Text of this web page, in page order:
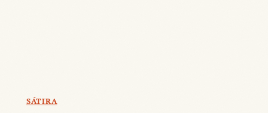
SÁTIRA